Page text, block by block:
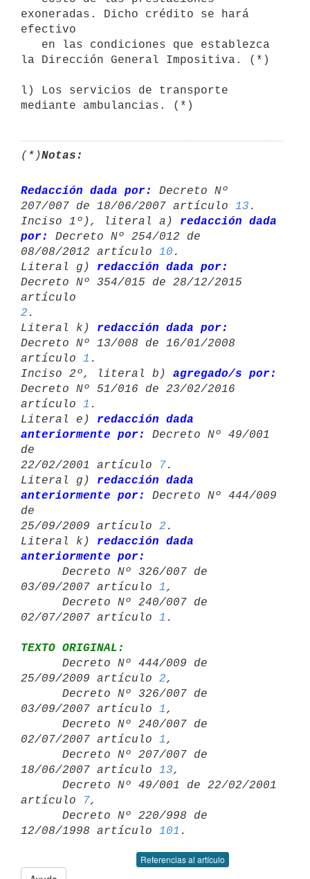
exoneradas. Dicho crédito se hará
efectivo
la Dirección General Impositiva. (*)
l) Los servicios de transporte
(*)Notas:
Redacción dada por:
Decreto Nº
207/007 de 18/06/2007 artículo 13 .
Inciso 1º), literal a) redacción dada
por:
Decreto Nº 254/012 de
08/08/2012 artículo 10 .
Literal g) redacción dada por:
Decreto Nº 354/015 de 28/12/2015
artículo
2 .
Literal k) redacción dada por:
Decreto Nº 13/008 de 16/01/2008
artículo 1 .
Inciso 2º, literal b) agregado/s por:
Decreto Nº 51/016 de 23/02/2016
artículo 1 .
Literal e) redacción dada
anteriormente por:
Decreto Nº 49/001
de
22/02/2001 artículo
7.
Literal g) redacción dada
anteriormente por:
Decreto Nº 444/009
de
25/09/2009 artículo 2 .
Literal k) redacción dada
anteriormente por:
03/09/2007 artículo 1 ,
02/07/2007 artículo 1
TEXTO ORIGINAL:
25/09/2009 artículo 2,
03/09/2007 artículo 1 ,
02/07/2007 artículo 1 ,
18/06/2007 artículo 13,
artículo
7,
12/08/1998 artículo 101
Referencias al artículo